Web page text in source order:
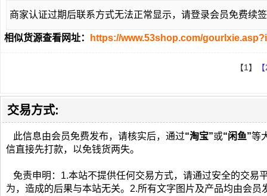
商家认证过期后联系方式无法正常显示，请登录会员免费续
相似货源查看网址： https://www.53shop.com/
【1】
交易方式:
此信息由会员免费发布，请核实后，通过“淘宝”或“闲鱼”等
信直接先打款，以免钱货两失。
免责申明：1.本站不提供任何交易方式，请通过安全的交易
为，造成的后果与本站无关。2.所有文字图片及产品均由会